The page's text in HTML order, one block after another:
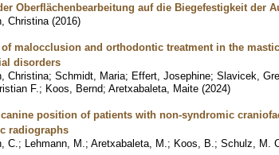
Oberflächenbearbeitung auf die Biegefestigkeit der
Christina (2016)
malocclusion and orthodontic treatment in the
disorders
Christina; Schmidt, Maria; Effert, Josephine; Slavicek,
F. ; Koos, Bernd; Aretxabaleta, Maite (2024)
position of patients with non-syndromic
radiographs
C. ; Lehmann, M. ; Aretxabaleta, M. ; Koos, B. ; Schulz, M.